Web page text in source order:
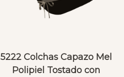
5222 Colchas Capazo Mel
Polipiel Tostado con